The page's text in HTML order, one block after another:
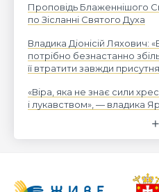
Проповідь Блаженнішого
по Зісланні Святого Духа
Владика Діонісій Ляхович:
потрібно безнастанно
її втратити завжди
«Віра, яка не знає сили
і лукавством», — владика